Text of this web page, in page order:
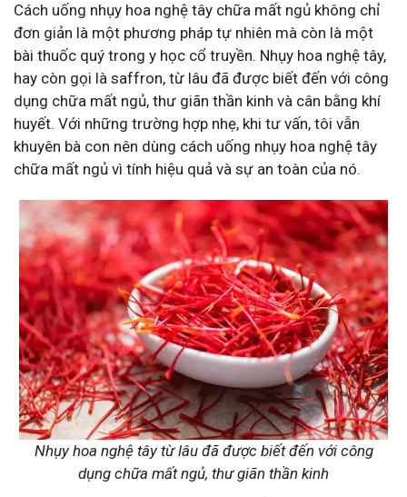
Cách uống nhụy hoa nghệ tây chữa mất ngủ không chỉ
đơn giản là một phương pháp tự nhiên mà còn là một
bài thuốc quý trong y học cổ truyền. Nhụy hoa nghệ tây,
hay còn gọi là saffron, từ lâu đã được biết đến với công
dụng chữa mất ngủ, thư giãn thần kinh và cân bằng khí
huyết. Với những trường hợp nhẹ, khi tư vấn, tôi vẫn
khuyên bà con nên dùng cách uống nhụy hoa nghệ tây
chữa mất ngủ vì tính hiệu quả và sự an toàn của nó.
Nhụy hoa nghệ tây từ lâu đã được biết đến với công
dụng chữa mất ngủ, thư giãn thần kinh